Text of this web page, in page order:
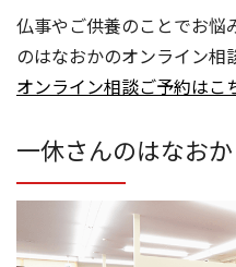
仏事やご供養のことでお悩
のはなおかのオンライン相
オンライン相談ご予約はこ
一休さんのはなお